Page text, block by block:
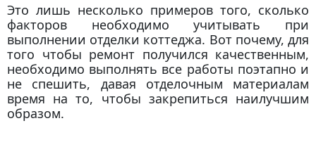
Это лишь несколько примеров того, сколько
факторов необходимо учитывать при
выполнении отделки коттеджа. Вот почему, для
того чтобы ремонт получился качественным,
необходимо выполнять все работы поэтапно и
не спешить, давая отделочным материалам
время на то, чтобы закрепиться наилучшим
образом.